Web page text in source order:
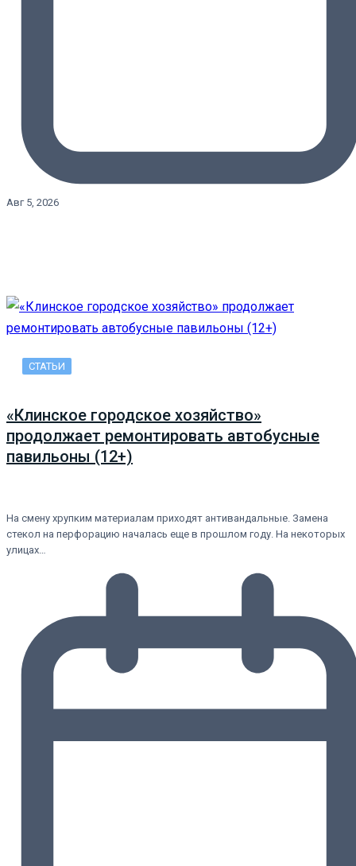
Авг 5, 2026
СТАТЬИ
«Клинское городское хозяйство»
продолжает ремонтировать автобусные
павильоны (12+)
На смену хрупким материалам приходят антивандальные. Замена
стекол на перфорацию началась еще в прошлом году. На некоторых
улицах…